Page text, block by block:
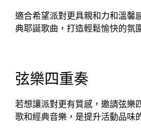
適合希望派對更具親和力和溫馨
典耶誕歌曲，打造輕鬆愉快的氛
弦樂四重奏
若想讓派對更有質感，邀請弦樂
歌和經典音樂，是提升活動品味